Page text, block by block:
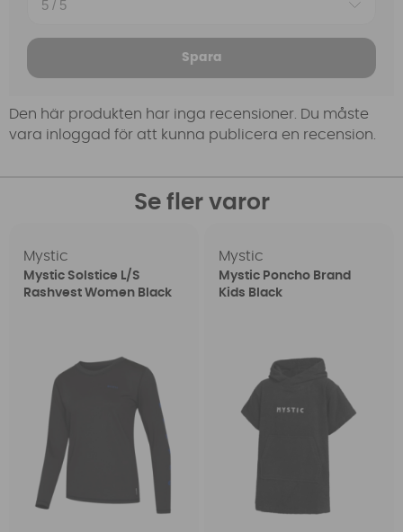
Spara
Den här produkten har inga recensioner. Du måste
vara inloggad för att kunna publicera en recension.
Se fler varor
Mystic
Mystic Solstice L/S
Rashvest Women Black
Mystic
Mystic Poncho Brand
Kids Black